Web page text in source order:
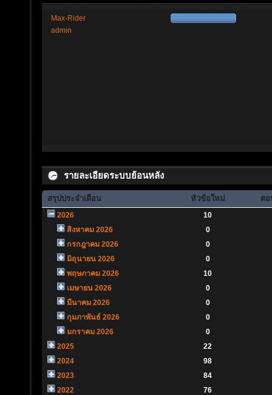
Max-Rider
admin
รายละเอียดระบบย้อนหลัง
สรุปประจำเดือน หัวข้อใหม่ ตอ
2026
10
สิงหาคม 2026
0
กรกฎาคม 2026
0
มิถุนายน 2026
0
พฤษภาคม 2026
10
เมษายน 2026
0
มีนาคม 2026
0
กุมภาพันธ์ 2026
0
มกราคม 2026
0
2025
22
2024
98
2023
84
2022
76